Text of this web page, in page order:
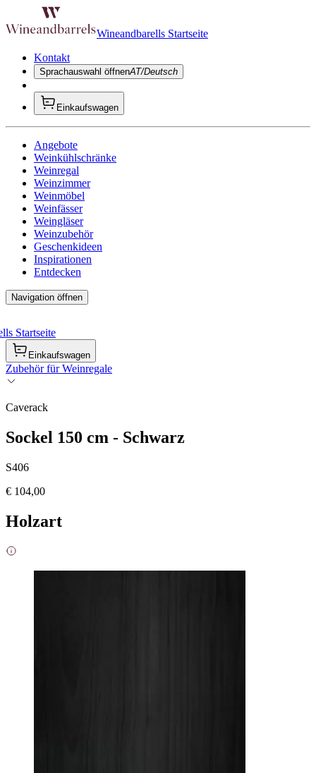
Wineandbarells Startseite
Kontakt
Sprachauswahl öffnenAT/Deutsch
Einkaufswagen
Angebote
Weinkühlschränke
Weinregal
Weinzimmer
Weinmöbel
Weinfässer
Weingläser
Weinzubehör
Geschenkideen
Inspirationen
Entdecken
Navigation öffnen
Startseite
Einkaufswagen
Zubehör für Weinregale
Caverack
Sockel 150 cm - Schwarz
S406
€ 104,00
Holzart